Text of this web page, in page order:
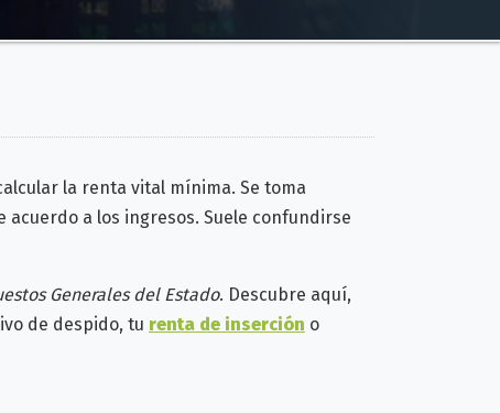
la renta vital mínima. Se toma
acuerdo a los ingresos. Suele confundirse
Generales del Estado. Descubre aquí,
de despido, tu renta de inserción o